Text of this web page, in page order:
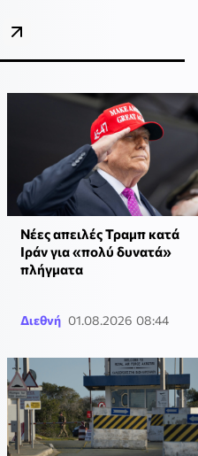
Νέες απειλές Τραμπ κατά
Ιράν για «πολύ δυνατά»
πλήγματα
Διεθνή 01.08.2026 08:44